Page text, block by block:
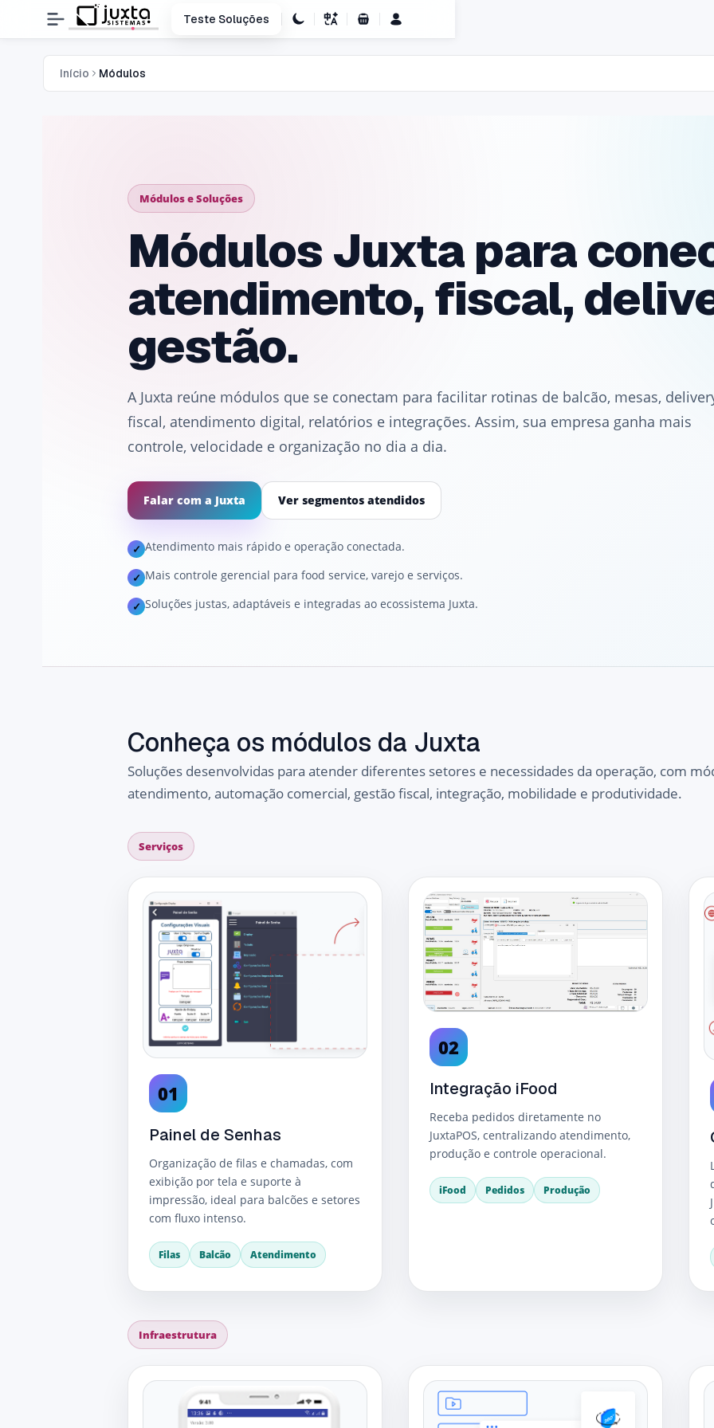
Teste Soluções
Carrinho de Compras
Início Módulos
Módulos e Soluções
Módulos Juxta para
atendimento, fiscal,
gestão.
A Juxta reúne módulos que se conectam para facilitar rotinas de balcão, mesas,
fiscal, atendimento digital, relatórios e integrações. Assim, sua empresa ganha mais
controle, velocidade e organização no dia a dia.
Falar com a Juxta Ver segmentos atendidos
✓ Atendimento mais rápido e operação conectada.
✓ Mais controle gerencial para food service, varejo e serviços.
✓ Soluções justas, adaptáveis e integradas ao ecossistema Juxta.
Conheça os módulos da Juxta
Soluções desenvolvidas para atender diferentes setores e necessidades da operação, com
atendimento, automação comercial, gestão fiscal, integração, mobilidade e produtividade.
Serviços
01
Painel de Senhas
Organização de filas e chamadas, com
exibição por tela e suporte à
impressão, ideal para balcões e setores
com fluxo intenso.
Filas Balcão Atendimento
02
Integração iFood
Receba pedidos diretamente no
JuxtaPOS, centralizando atendimento,
produção e controle operacional.
iFood Pedidos Produção
Infraestrutura